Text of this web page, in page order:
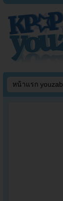
หน้าแรก youzab